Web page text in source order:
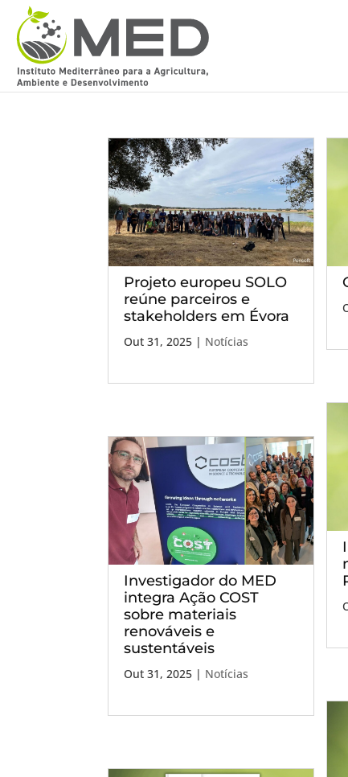
Projeto europeu SOLO
reúne parceiros e
stakeholders em Évora
Out 31, 2025 | Notícias
Investigador do MED
integra Ação COST
sobre materiais
renováveis e
sustentáveis
Out 31, 2025 | Notícias